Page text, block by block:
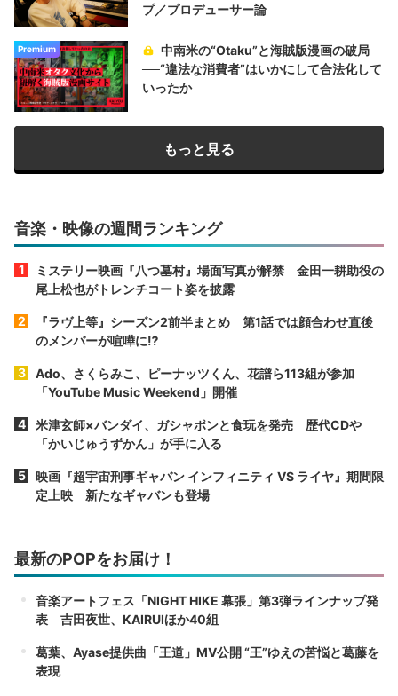
プ／プロデューサー論
Premium
中南米の“Otaku”と海賊版漫画の破局
──“違法な消費者”はいかにして合法化して
いったか
もっと見る
音楽・映像の週間ランキング
ミステリー映画『八つ墓村』場面写真が解禁 金田一耕助役の
尾上松也がトレンチコート姿を披露
『ラヴ上等』シーズン2前半まとめ 第1話では顔合わせ直後
のメンバーが喧嘩に⁉︎
Ado、さくらみこ、ピーナッツくん、花譜ら113組が参加
「YouTube Music Weekend」開催
米津玄師×バンダイ、ガシャポンと食玩を発売 歴代CDや
「かいじゅうずかん」が手に入る
映画『超宇宙刑事ギャバン インフィニティ VS ライヤ』期間限
定上映 新たなギャバンも登場
最新のPOPをお届け！
音楽アートフェス「NIGHT HIKE 幕張」第3弾ラインナップ発
表 吉田夜世、KAIRUIほか40組
葛葉、Ayase提供曲「王道」MV公開 “王”ゆえの苦悩と葛藤を
表現